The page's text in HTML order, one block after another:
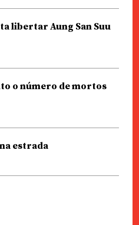
libertar Aung San Suu
o número de mortos
estrada